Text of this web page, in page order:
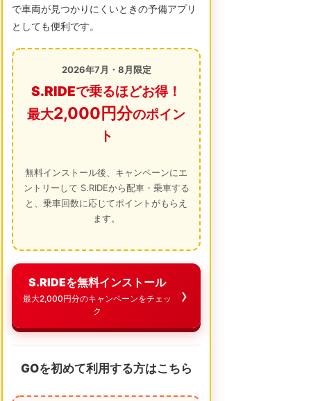
で車両が見つかりにくいときの予備アプリ
としても便利です。
2026年7月・8月限定
S.RIDEで乗るほどお得！
最大2,000円分のポイン
ト
無料インストール後、キャンペーンにエ
ントリーして S.RIDEから配車・乗車する
と、乗車回数に応じてポイントがもらえ
ます。
S.RIDEを無料インストール
最大2,000円分のキャンペーンをチェッ
ク
GOを初めて利用する方はこちら